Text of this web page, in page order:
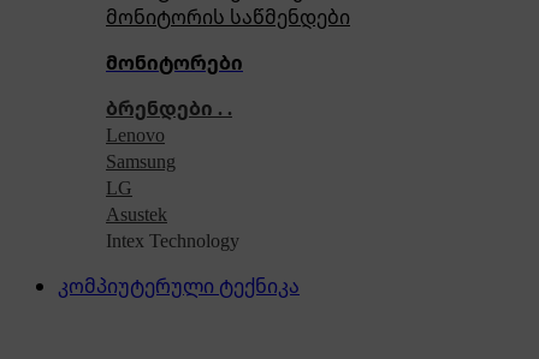
მონიტორის საწმენდები
მონიტორები
ბრენდები . .
Lenovo
Samsung
LG
Asustek
Intex Technology
კომპიუტერული ტექნიკა